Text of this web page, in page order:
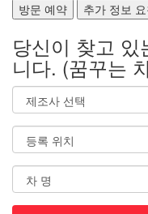
방문 예약
추가 정보 요
당신이 찾고
니다. (꿈꾸는